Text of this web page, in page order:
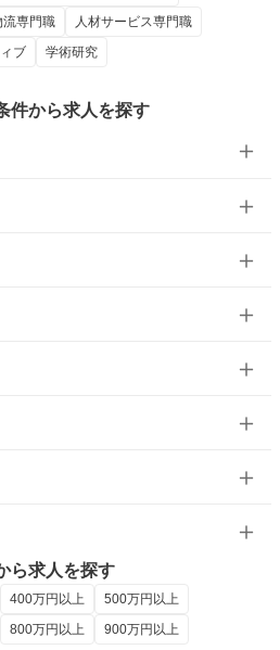
流専門職
人材サービス専門職
ブ
学術研究
件から求人を探す
ら求人を探す
400万円以上
500万円以上
800万円以上 900万円以上